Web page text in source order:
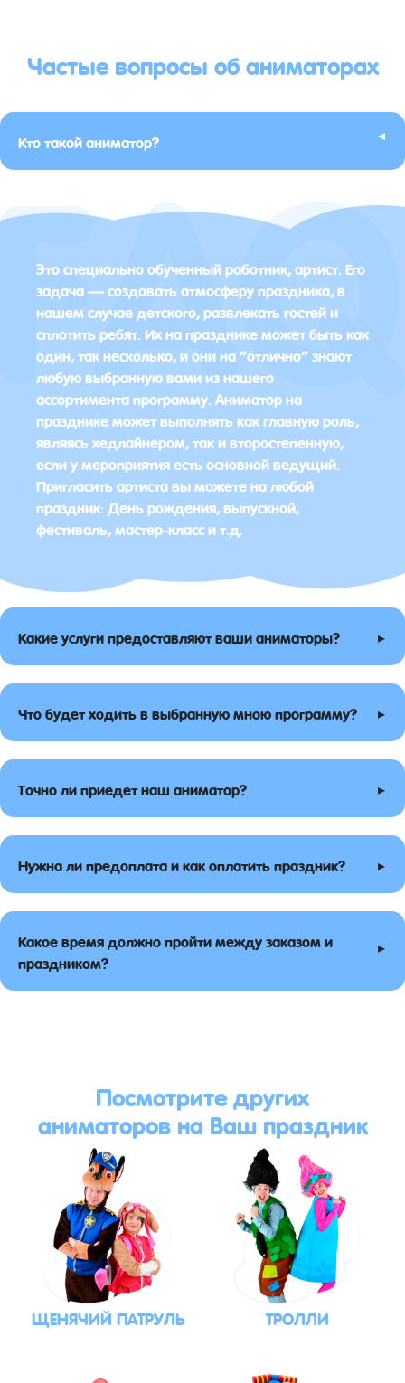
Частые вопросы об аниматорах
Кто такой аниматор? ▸
Это специально обученный работник, артист. Его
задача — создавать атмосферу праздника, в
нашем случае детского, развлекать гостей и
сплотить ребят. Их на празднике может быть как
один, так несколько, и они на “отлично” знают
любую выбранную вами из нашего
ассортимента программу. Аниматор на
празднике может выполнять как главную роль,
являясь хедлайнером, так и второстепенную,
если у мероприятия есть основной ведущий.
Пригласить артиста вы можете на любой
праздник: День рождения, выпускной,
фестиваль, мастер-класс и т.д.
Какие услуги предоставляют ваши аниматоры? ▸
Что будет ходить в выбранную мною программу? ▸
Точно ли приедет наш аниматор? ▸
Нужна ли предоплата и как оплатить праздник? ▸
Какое время должно пройти между заказом и
праздником?
▸
Посмотрите других
аниматоров на Ваш праздник
ЩЕНЯЧИЙ ПАТРУЛЬ ТРОЛЛИ